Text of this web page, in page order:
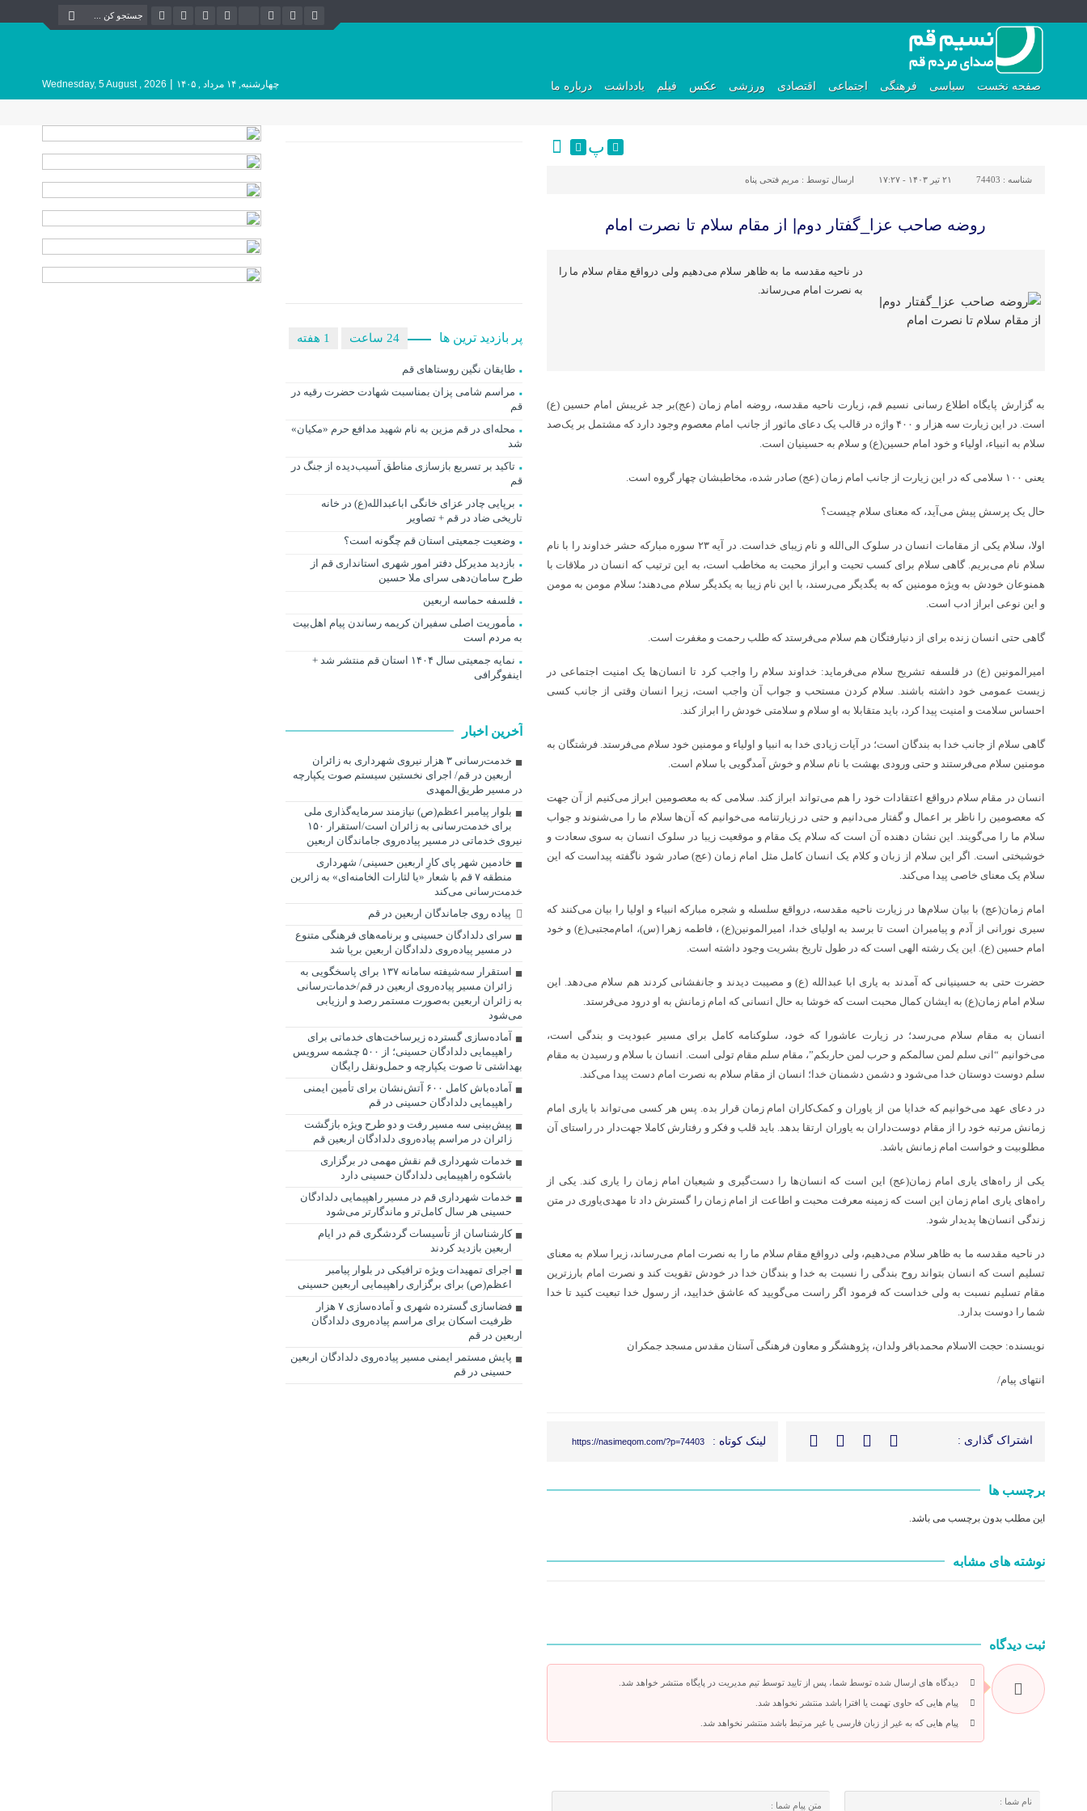
صفحه نخست سیاسی فرهنگی اجتماعی اقتصادی ورزشی عکس فیلم یادداشت درباره ما چهارشنبه, ۱۴ مرداد , ۱۴۰۵ |
Wednesday, 5 August , 2026
پ
شناسه : 74403 ۲۱ تیر ۱۴۰۳ - ۱۷:۲۷ ارسال توسط : مریم فتحی پناه
روضه صاحب عزا_گفتار دوم| از مقام سلام تا نصرت امام
در ناحیه مقدسه ما به ظاهر سلام می‌دهیم ولی درواقع مقام سلام ما را
به نصرت امام می‌رساند.
به گزارش پایگاه اطلاع رسانی نسیم قم، زیارت ناحیه مقدسه، روضه امام زمان (عج)بر جد غریبش امام حسین (ع)
است. در این زیارت سه هزار و ۴۰۰ واژه در قالب یک دعای ماثور از جانب امام معصوم وجود دارد که مشتمل بر یک‌صد
سلام به انبیاء، اولیاء و خود امام حسین(ع) و سلام‌ به حسینیان است.
یعنی ۱۰۰ سلامی‌ که در این زیارت از جانب امام زمان (عج) صادر شده، مخاطبشان چهار گروه است.
حال یک پرسش پیش می‌آید، که معنای سلام چیست؟
اولا، سلام‌ یکی از مقامات انسان در سلوک الی‌الله و نام‌ زیبای خداست. در آیه ۲۳ سوره مبارکه حشر خداوند را با نام
سلام‌ نام می‌بریم. گاهی سلام‌ برای کسب تحیت و ابراز محبت به مخاطب است، به این ترتیب که انسان در ملاقات با
همنوعان خودش به ویژه مومنین که به یگدیگر می‌رسند، با این نام زیبا به یکدیگر سلام‌ می‌دهند؛ سلام‌ مومن به مومن
و این نوعی ابراز ادب است.
گاهی حتی انسان زنده برای از دنیارفتگان هم سلام می‌فرستد که طلب رحمت و مغفرت است.
امیرالمونین (ع) در فلسفه تشریح سلام‌ می‌فرماید: خداوند سلام را واجب کرد تا انسان‌ها یک امنیت اجتماعی در
زیست عمومی خود داشته باشند. سلام کردن مستحب و جواب آن واجب است، زیرا انسان وقتی از جانب کسی
احساس سلامت و امنیت پیدا کرد، باید متقابلا به او سلام و سلامتی خودش را ابراز کند.
گاهی سلام‌ از جانب خدا به بندگان است؛ در آیات زیادی خدا به انبیا و اولیاء و مومنین خود سلام می‌فرستد. فرشتگان به
مومنین سلام می‌فرستند و حتی ورودی بهشت با نام سلام‌ و خوش آمدگویی با سلام است.
انسان در مقام سلام درواقع اعتقادات خود را هم می‌تواند ابراز کند. سلامی‌ که به معصومین ابراز می‌کنیم از آن جهت
که معصومین را ناظر بر اعمال و گفتار می‌دانیم و حتی در زیارتنامه می‌خوانیم‌ که آن‌ها سلام ما را می‌شنوند و جواب
سلام ما را می‌گویند. این نشان دهنده آن است که سلام‌ یک مقام و موقعیت زیبا در سلوک انسان به سوی سعادت و
خوشبختی است. اگر این سلام از زبان و کلام یک انسان کامل‌ مثل امام زمان (عج) صادر شود ناگفته پیداست که این
سلام‌ یک معنای خاصی پیدا می‌کند.
امام زمان(عج) با بیان سلام‌ها در زیارت ناحیه مقدسه، درواقع سلسله و شجره مبارکه انبیاء و اولیا را بیان می‌کنند که
سیری نورانی از آدم و پیامبران است تا برسد به اولیای خدا، امیرالمونین(ع) ، فاطمه‌ زهرا (س)، امام‌مجتبی(ع) و خود
امام حسین (ع). این یک رشته الهی است که در طول تاریخ‌ بشریت وجود داشته است.
حضرت حتی به حسینیانی که آمدند به یاری ابا عبدالله (ع) و مصیبت دیدند و جانفشانی کردند هم سلام می‌دهد. این
سلام‌ امام زمان(ع) به ایشان کمال محبت است که خوشا به حال انسانی که امام‌ زمانش به او درود می‌فرستد.
انسان به مقام سلام می‌رسد؛ در زیارت عاشورا که خود، سلوکنامه کامل برای مسیر عبودیت و بندگی است،
می‌خوانیم “انی سلم لمن سالمکم و حرب لمن حاربکم”، مقام سلم‌ مقام تولی است. انسان با سلام و رسیدن به مقام
سلم دوست دوستان خدا می‌شود و دشمن دشمنان خدا؛ انسان از مقام سلام به نصرت امام دست پیدا می‌کند.
در دعای عهد می‌خوانیم که خدایا من از یاوران و کمک‌کاران امام‌ زمان قرار بده. پس هر کسی می‌تواند با یاری امام
زمانش مرتبه خود را از مقام دوست‌داران به یاوران ارتقا بدهد. باید قلب و فکر و رفتارش کاملا جهت‌دار در راستای آن
مطلوبیت و خواست امام زمانش باشد.
یکی از راه‌های یاری امام‌ زمان(عج) این است که انسان‌ها را دست‌گیری و شیعیان‌ امام زمان را‌ یاری کند. یکی از
راه‌های یاری امام زمان این است که زمینه معرفت محبت و اطاعت از امام زمان را گسترش داد تا مهدی‌یاوری در متن
زندگی انسان‌ها پدیدار شود.
در ناحیه مقدسه ما به ظاهر سلام می‌دهیم، ولی درواقع مقام سلام ما را به نصرت امام می‌رساند، زیرا سلام‌ به معنای
تسلیم است که انسان بتواند روح بندگی را نسبت به خدا و بندگان خدا در خودش تقویت کند و نصرت امام بارزترین
مقام تسلیم نسبت به ولی خداست که فرمود اگر راست می‌گویید که عاشق خدایید، از رسول خدا تبعیت کنید تا خدا
شما را دوست بدارد.
نویسنده: حجت الاسلام محمدباقر ولدان، پژوهشگر و معاون فرهنگی آستان مقدس مسجد جمکران
انتهای پیام/
اشتراک گذاری : لینک کوتاه : https://nasimeqom.com/?p=74403
برچسب ها
این مطلب بدون برچسب می باشد.
نوشته های مشابه
ثبت دیدگاه
دیدگاه های ارسال شده توسط شما، پس از تایید توسط تیم مدیریت در پایگاه منتشر خواهد شد.
پیام هایی که حاوی تهمت یا افترا باشد منتشر نخواهد شد.
پیام هایی که به غیر از زبان فارسی یا غیر مرتبط باشد منتشر نخواهد شد.
پر بازدید ترین ها 1 هفته 24 ساعت
طایقان نگین روستاهای قم
مراسم شامی پزان بمناسبت شهادت حضرت رقیه در
قم
محله‌ای در قم مزین به نام شهید مدافع حرم «مکیان»
شد
تاکید بر تسریع بازسازی مناطق آسیب‌دیده از جنگ در
قم
برپایی چادر عزای خانگی اباعبدالله(ع) در خانه
تاریخی ضاد در قم + تصاویر
وضعیت جمعیتی استان قم چگونه است؟
بازدید مدیرکل دفتر امور شهری استانداری قم از
طرح سامان‌دهی سرای ملا حسین
فلسفه حماسه اربعین
مأموریت اصلی سفیران کریمه رساندن پیام اهل‌بیت
به مردم است
نمایه جمعیتی سال ۱۴۰۴ استان قم منتشر شد +
اینفوگرافی
آخرین اخبار
خدمت‌رسانی ۳ هزار نیروی شهرداری به زائران
اربعین در قم/ اجرای نخستین سیستم صوت یکپارچه
در مسیر طریق‌المهدی
بلوار پیامبر اعظم(ص) نیازمند سرمایه‌گذاری ملی
برای خدمت‌رسانی به زائران است/استقرار ۱۵۰
نیروی خدماتی در مسیر پیاده‌روی جاماندگان اربعین
خادمین شهر پای کارِ اربعین حسینی/ شهرداری
منطقه ۷ قم با شعار «یا لثارات الخامنه‌ای» به زائرین
خدمت‌رسانی می‌کند
پیاده روی جاماندگان اربعین در قم
سرای دلدادگان حسینی و برنامه‌های فرهنگی متنوع
در مسیر پیاده‌روی دلدادگان اربعین برپا شد
استقرار سه‌شیفته سامانه ۱۳۷ برای پاسخگویی به
زائران مسیر پیاده‌روی اربعین در قم/خدمات‌رسانی
به زائران اربعین به‌صورت مستمر رصد و ارزیابی
می‌شود
آماده‌سازی گسترده زیرساخت‌های خدماتی برای
راهپیمایی دلدادگان حسینی؛ از ۵۰۰ چشمه سرویس
بهداشتی تا صوت یکپارچه و حمل‌ونقل رایگان
آماده‌باش کامل ۶۰۰ آتش‌نشان برای تأمین ایمنی
راهپیمایی دلدادگان حسینی در قم
پیش‌بینی سه مسیر رفت و دو طرح ویژه بازگشت
زائران در مراسم پیاده‌روی دلدادگان اربعین قم
خدمات شهرداری قم نقش مهمی در برگزاری
باشکوه راهپیمایی دلدادگان حسینی دارد
خدمات شهرداری قم در مسیر راهپیمایی دلدادگان
حسینی هر سال کامل‌تر و ماندگارتر می‌شود
کارشناسان از تأسیسات گردشگری قم در ایام
اربعین بازدید کردند
اجرای تمهیدات ویژه ترافیکی در بلوار پیامبر
اعظم(ص) برای برگزاری راهپیمایی اربعین حسینی
فضاسازی گسترده شهری و آماده‌سازی ۷ هزار
ظرفیت اسکان برای مراسم پیاده‌روی دلدادگان
اربعین در قم
پایش مستمر ایمنی مسیر پیاده‌روی دلدادگان اربعین
حسینی در قم